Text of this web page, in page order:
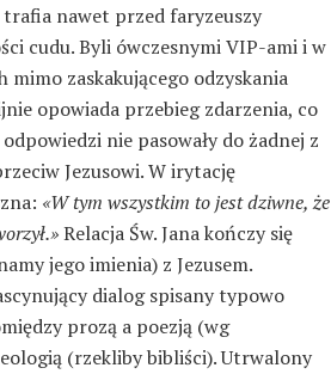
trafia nawet przed faryzeuszy
cudu. Byli ówczesnymi VIP-ami i w
mimo zaskakującego odzyskania
opowiada przebieg zdarzenia, co
nie pasowały do żadnej z
Jezusowi. W irytację
«W tym wszystkim to jest dziwne, że
Relacja Św. Jana kończy się
jego imienia) z Jezusem.
dialog spisany typowo
prozą a poezją (wg
(rzekliby bibliści). Utrwalony